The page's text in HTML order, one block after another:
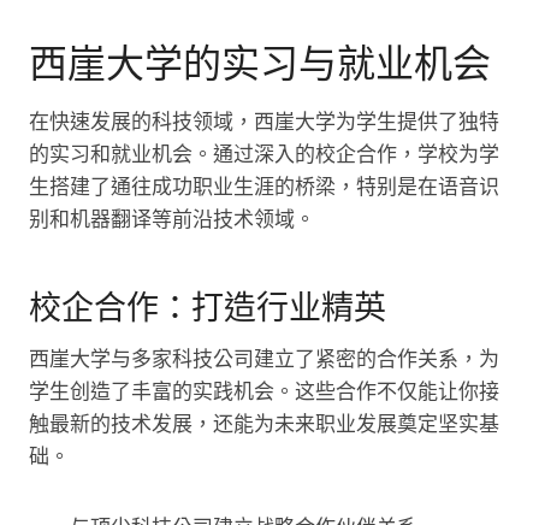
西崖大学的实习与就业机会
在快速发展的科技领域，西崖大学为学生提供了独特
的实习和就业机会。通过深入的校企合作，学校为学
生搭建了通往成功职业生涯的桥梁，特别是在语音识
别和机器翻译等前沿技术领域。
校企合作：打造行业精英
西崖大学与多家科技公司建立了紧密的合作关系，为
学生创造了丰富的实践机会。这些合作不仅能让你接
触最新的技术发展，还能为未来职业发展奠定坚实基
础。